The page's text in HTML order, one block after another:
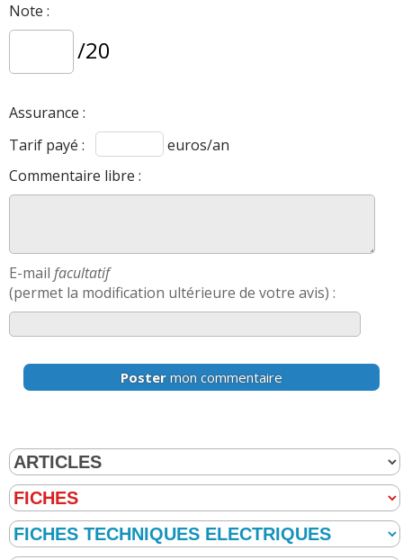
Note :
/20
Assurance :
Tarif payé :
euros/an
Commentaire libre :
E-mail facultatif
(permet la modification ultérieure de votre avis) :
Poster mon commentaire